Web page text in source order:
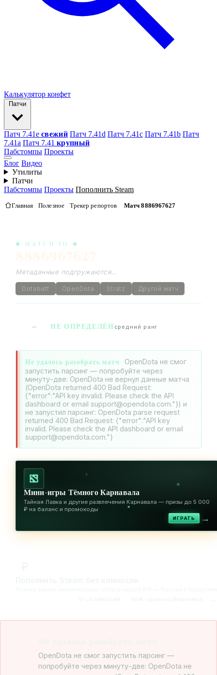
Калькулятор конфет
Патчи
Патч 7.41e свежий Патч 7.41d Патч 7.41c Патч 7.41b Патч
7.41а Патч 7.41 крупный
Пабстомпы Проекты
Блог Видео
Утилиты
Патчи
Пабстомпы Проекты Пополнить Steam
Главная Полезное Трекер репортов Матч 8886967627
◆ MATCH ID ◆
Метаданные подгружаются…
Dotabuff OpenDota Stratz Другой матч
— НЕ ОПРЕДЕЛЁН средний ранг
Не удалось разобрать матч
OpenDota не смог
запустить парсинг — попробуйте через
минуту-две: OpenDota не вернул данные матча
(OpenDota returned 400 Bad Request:
{"error":"API key invalid. Please check the API
dashboard or email support@opendota.com."}) и
не запустил парсинг: OpenDota parse request
returned 400 Bad Request: {"error":"API key
invalid. Please check the API dashboard or email
support@opendota.com."}
✦
✦
✦
Мини-игры Тёмного Карнавала
Тайная Лавка и другие развлечения Карнавала — призы до 5 000
₽ на баланс и промокоды
ИГРАТЬ →
OpenDota не смог запустить парсинг —
попробуйте через минуту-две: OpenDota не